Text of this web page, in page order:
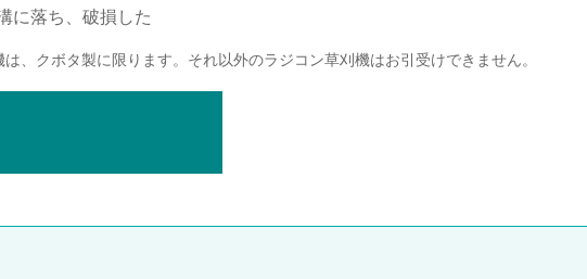
に落ち、破損した
、クボタ製に限ります。それ以外のラジコン草刈機はお引受けできません。